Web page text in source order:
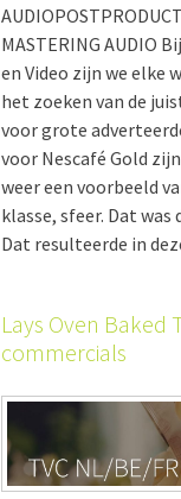
MASTERING AUDIO
en Video zijn we elke
het zoeken van de
voor grote
voor Nescafé Gold
weer een voorbeeld
klasse, sfeer. Dat was
Dat resulteerde in
Lays Oven Baked
commercials